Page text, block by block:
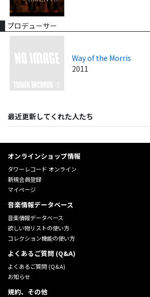
プロデューサー
Way of the Morris
2011
最近更新してくれた人たち
オンラインショップ情報
タワーレコード オンライン
新規会員登録
マイページ
音楽情報データベース
音楽情報データベース
欲しい物リストの使い方
コレクション機能の使い方
よくあるご質問 (Q&A)
よくあるご質問 (Q&A)
お知らせ
規約、その他